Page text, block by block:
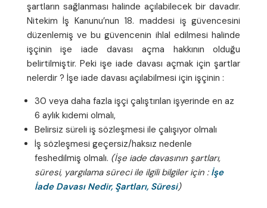
şartların sağlanması halinde açılabilecek bir davadır.
Nitekim İş Kanunu’nun 18. maddesi iş güvencesini
düzenlemiş ve bu güvencenin ihlal edilmesi halinde
işçinin işe iade davası açma hakkının olduğu
belirtilmiştir. Peki işe iade davası açmak için şartlar
nelerdir ? İşe iade davası açılabilmesi için işçinin :
30 veya daha fazla işçi çalıştırılan işyerinde en az
6 aylık kıdemi olmalı,
Belirsiz süreli iş sözleşmesi ile çalışıyor olmalı
İş sözleşmesi geçersiz/haksız nedenle
feshedilmiş olmalı. (İşe iade davasının şartları,
süresi, yargılama süreci ile ilgili bilgiler için : İşe
İade Davası Nedir, Şartları, Süresi)